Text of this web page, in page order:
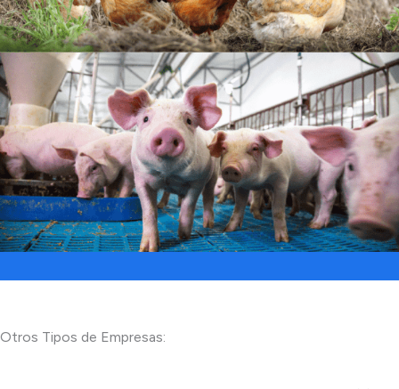
Otros Tipos de Empresas: